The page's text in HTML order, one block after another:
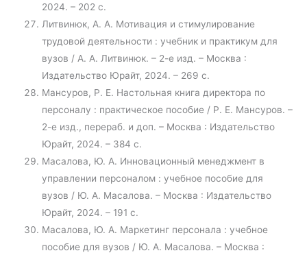
2024. – 202 с.
Литвинюк, А. А. Мотивация и стимулирование
трудовой деятельности : учебник и практикум для
вузов / А. А. Литвинюк. – 2-е изд. – Москва :
Издательство Юрайт, 2024. – 269 с.
Мансуров, Р. Е. Настольная книга директора по
персоналу : практическое пособие / Р. Е. Мансуров. –
2-е изд., перераб. и доп. – Москва : Издательство
Юрайт, 2024. – 384 с.
Масалова, Ю. А. Инновационный менеджмент в
управлении персоналом : учебное пособие для
вузов / Ю. А. Масалова. – Москва : Издательство
Юрайт, 2024. – 191 с.
Масалова, Ю. А. Маркетинг персонала : учебное
пособие для вузов / Ю. А. Масалова. – Москва :